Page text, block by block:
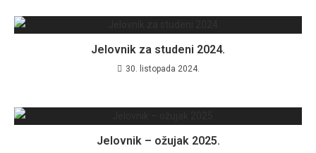
Jelovnik za studeni 2024.
30. listopada 2024.
Jelovnik – ožujak 2025.